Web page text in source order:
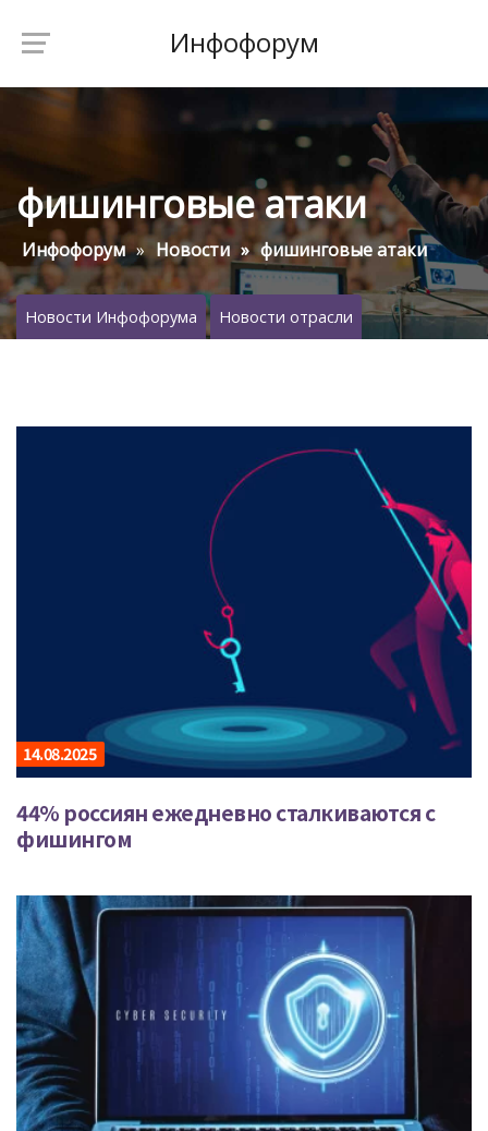
Инфофорум
фишинговые атаки
Инфофорум Новости фишинговые атаки
Новости Инфофорума Новости отрасли
14.08.2025
44% россиян ежедневно сталкиваются с
фишингом